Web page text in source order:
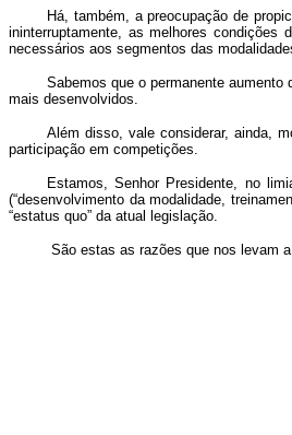
Há, também, a preocupação de
ininterruptamente, as melhores condições
necessários aos segmentos das
Sabemos que o permanente
mais desenvolvidos.
Além disso, vale considerar, ainda,
participação em competições.
Estamos, Senhor Presidente, no
(“desenvolvimento da modalidade,
“estatus quo” da atual legislação.
São estas as razões que nos levam